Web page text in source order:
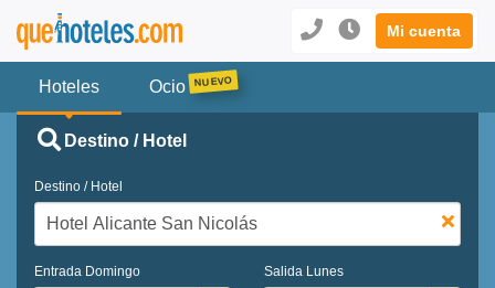
Mi cuenta
Hoteles Ocio
Destino / Hotel
Destino / Hotel
Entrada Domingo Salida Lunes